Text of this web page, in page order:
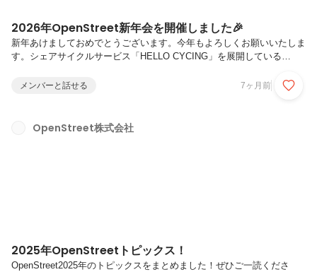
2026年OpenStreet新年会を開催しました🎉
新年あけましておめでとうございます。今年もよろしくお願いいたしま
す。シェアサイクルサービス「HELLO CYCING」を展開している
を開催しました！新年会には約100名の社員やアルバイトスタッフが参
が異なるスタッフと会う機会がこの日のみ!?ということも珍しくないた
め、「初めまして」「ご無沙汰です」「いつもありがとうございます」
メンバーと話せる 7ヶ月前
OpenStreet株式会社
2025年OpenStreetトピックス！
OpenStreet2025年のトピックスをまとめました！ぜひご一読くださ